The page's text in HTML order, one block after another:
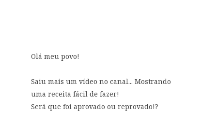
Olá meu povo!
Saiu mais um vídeo no canal... Mostrando
uma receita fácil de fazer!
Será que foi aprovado ou reprovado!?